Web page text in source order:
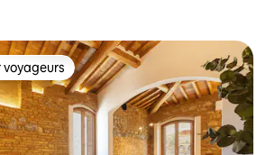
les plus appréciés